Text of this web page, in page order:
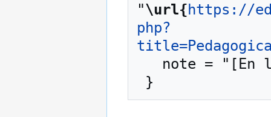
"\url{https://
php?